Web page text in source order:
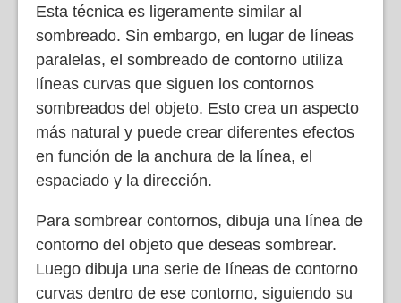
Esta técnica es ligeramente similar al
sombreado. Sin embargo, en lugar de líneas
paralelas, el sombreado de contorno utiliza
líneas curvas que siguen los contornos
sombreados del objeto. Esto crea un aspecto
más natural y puede crear diferentes efectos
en función de la anchura de la línea, el
espaciado y la dirección.
Para sombrear contornos, dibuja una línea de
contorno del objeto que deseas sombrear.
Luego dibuja una serie de líneas de contorno
curvas dentro de ese contorno, siguiendo su